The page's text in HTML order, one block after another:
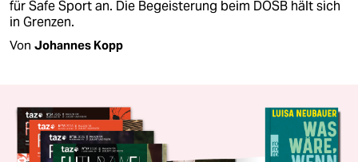
für Safe Sport an. Die Begeisterung beim DOSB hält sich
in Grenzen.
Von Johannes Kopp